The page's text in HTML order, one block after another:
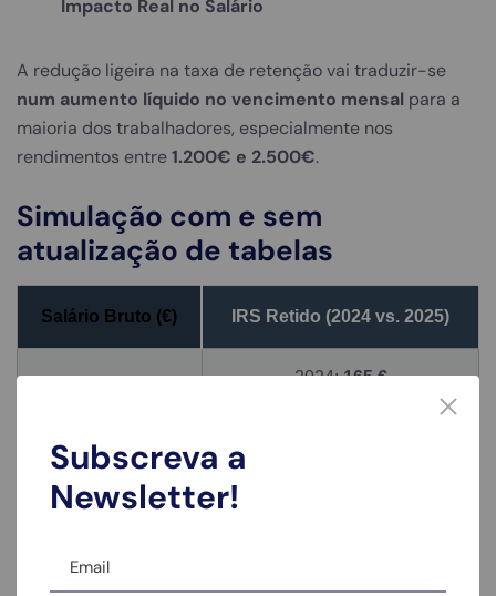
Impacto Real no Salário
A redução ligeira na taxa de retenção vai traduzir-se
num aumento líquido no vencimento mensal para a
maioria dos trabalhadores, especialmente nos
rendimentos entre1.200€ e 2.500€.
Simulação com e sem
atualização de tabelas
Salário Bruto (€) IRS Retido (2024 vs. 2025)
2024:165 €
Subscreva a
Newsletter!